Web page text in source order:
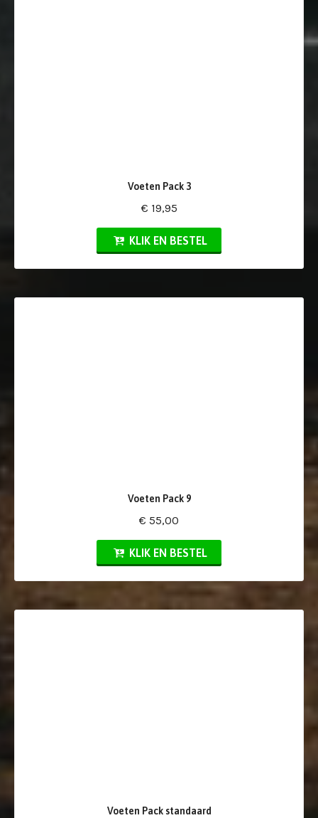
Voeten Pack 3
€ 19,95
KLIK EN BESTEL
Voeten Pack 9
€ 55,00
KLIK EN BESTEL
Voeten Pack standaard